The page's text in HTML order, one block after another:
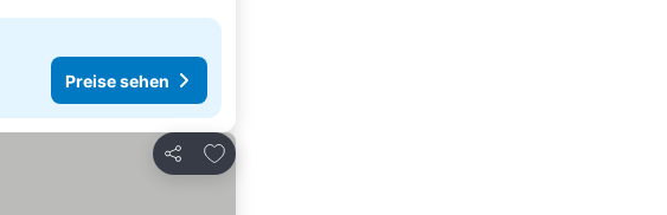
Preise sehen
Teilen
Zu Favoriten hinzufügen